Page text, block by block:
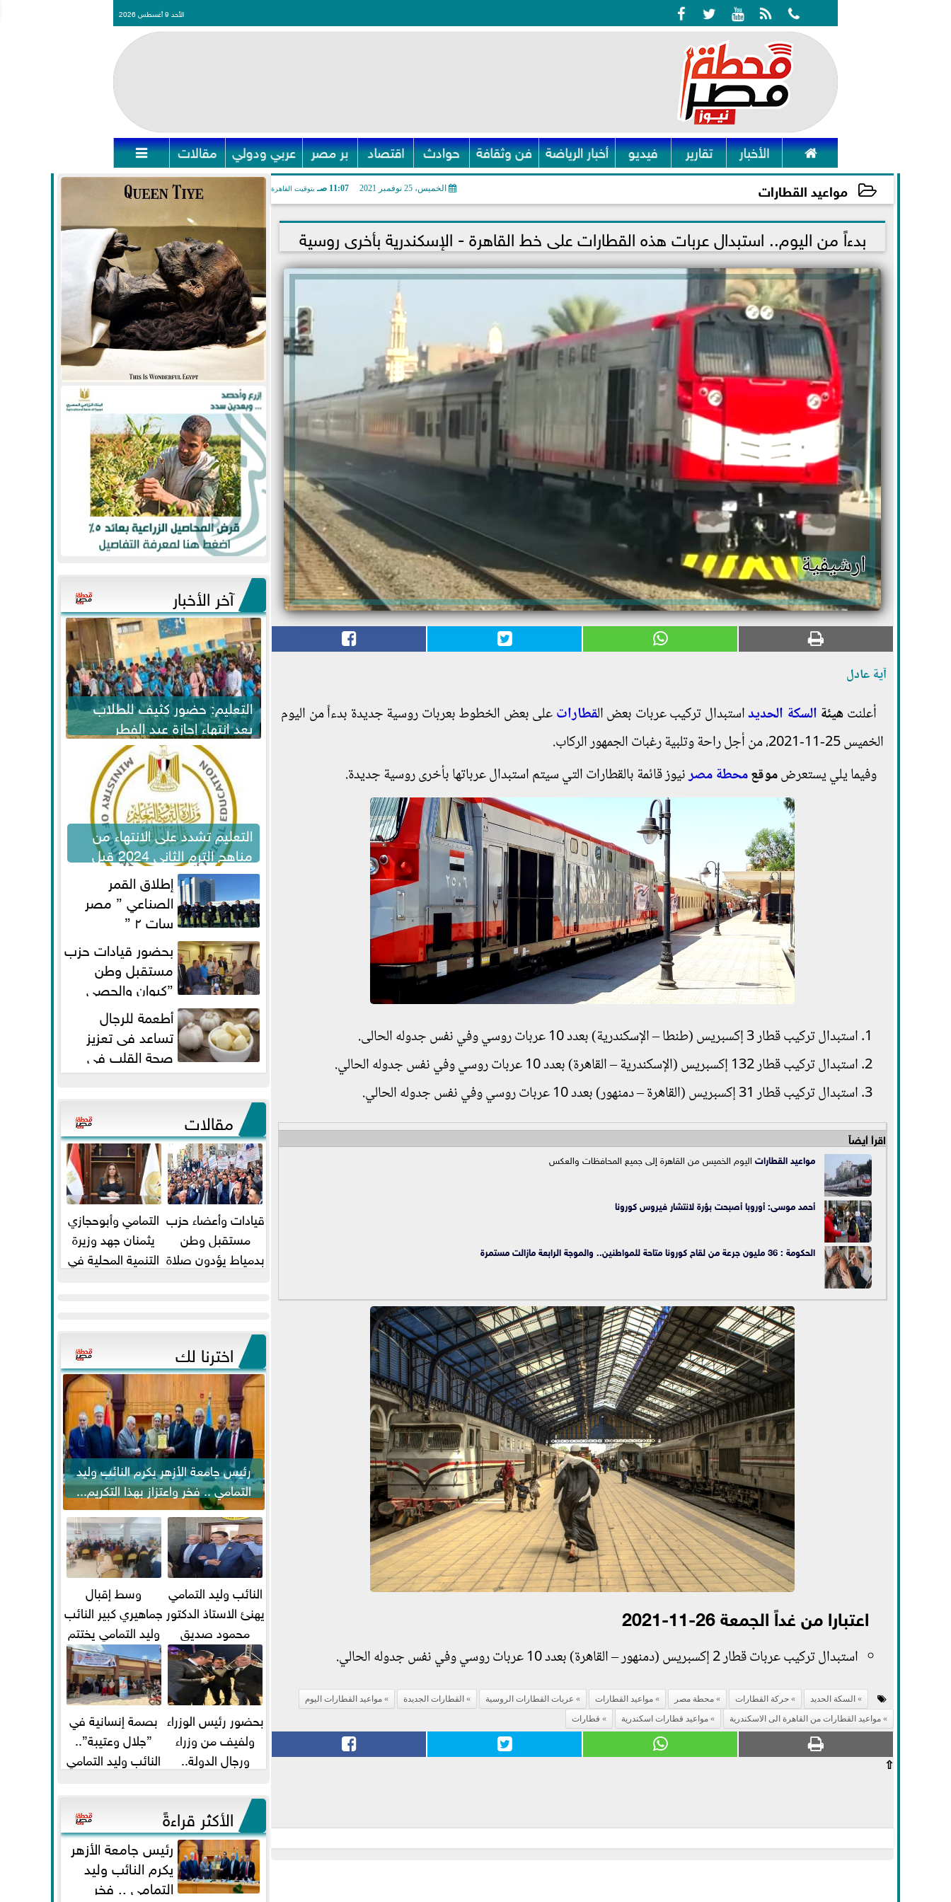
     الأحد 9 أغسطس 2026
 الأخبار تقارير فيديو أخبار الرياضة فن وثقافة حوادث اقتصاد بر مصر عربي ودولي مقالات 
مواعيد القطارات الخميس، 25 نوفمبر 2021 11:07 صـ بتوقيت القاهرة
2021-11-25 11:07:11بدءاً من اليوم.. استبدال عربات هذه القطارات على خط القاهرة - الإسكندرية بأخرى روسية
ارشيفية
آية عادل
أعلنتهيئة السكة الحديداستبدال تركيب عربات بعض القطاراتعلى بعض الخطوط بعربات روسية جديدة بدءاً من اليوم
الخميس 25-11-2021، من أجل راحة وتلبية رغبات الجمهور الركاب.
وفيما يلي يستعرضموقعمحطة مصرنيوز قائمة بالقطارات التي سيتم استبدال عرباتها بأخرى روسية جديدة.
استبدال تركيب قطار 3 إكسبريس (طنطا – الإسكندرية) بعدد 10 عربات روسي وفي نفس جدوله الحالى.
استبدال تركيب قطار 132 إكسبريس (الإسكندرية – القاهرة) بعدد 10 عربات روسي وفي نفس جدوله الحالي.
استبدال تركيب قطار 31 إكسبريس (القاهرة – دمنهور) بعدد 10 عربات روسي وفي نفس جدوله الحالي.
اقرأ أيضاً
مواعيد القطارات اليوم الخميس من القاهرة إلى جميع المحافظات والعكس
أحمد موسى: أوروبا أصبحت بؤرة لانتشار فيروس كورونا
الحكومة : 36 مليون جرعة من لقاح كورونا متاحة للمواطنين.. والموجة الرابعة مازالت مستمرة
اعتبارا من غداً الجمعة 26-11-2021
استبدال تركيب عربات قطار 2 إكسبريس (دمنهور – القاهرة) بعدد 10 عربات روسي وفي نفس جدوله الحالي.
السكة الحديد حركة القطارات محطة مصر مواعيد القطارات عربات القطارات الروسية القطارات الجديدة
مواعيد القطارات اليوم
مواعيد القطارات من القاهرة الى الاسكندرية
مواعيد قطارات اسكندرية قطارات
⇧
آخر الأخبار
التعليم: حضور كثيف للطلاب
بعد انتهاء إجازة عيد الفطر
لاستكمال المناهج
التعليم تشدد على الانتهاء من
مناهج الترم الثاني 2024 قبل
الامتحانات
إطلاق القمر
الصناعي ” مصر
سات ٢ ”
بحضور قيادات حزب
مستقبل وطن
”كيوان والحصي
والتمامي وابوحجازي وعيسي” أمانه
كفر...
أطعمة للرجال
تساعد فى تعزيز
صحة القلب فى
سن الأربعين
مقالات
قيادات وأعضاء حزب
مستقبل وطن
بدمياط يؤدون صلاة
التمامي وأبوحجازي
يثمنان جهد وزيرة
التنمية المحلية في
اخترنا لك
رئيس جامعة الأزهر يكرم النائب وليد
التمامي .. فخر واعتزاز بهذا التكريم...
النائب وليد التمامي
يهنئ الاستاذ الدكتور
محمود صديق
تكليفة قائم باعمال
...
وسط إقبال
جماهيري كبير النائب
وليد التمامي يختتم
أضخم قافلة طبية
مجانية...
بحضور رئيس الوزراء
ولفيف من وزراء
ورجال الدولة..
ومحمد...
بصمة إنسانية في
”جلال وعتيبة”..
النائب وليد التمامي
شيحة يداويان...
الأكثر قراءةً
رئيس جامعة الأزهر
يكرم النائب وليد
التمامي .. فخر